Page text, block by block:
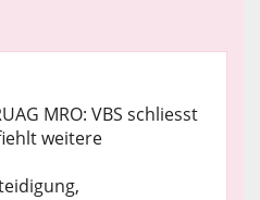
MRO: VBS schliesst
weitere